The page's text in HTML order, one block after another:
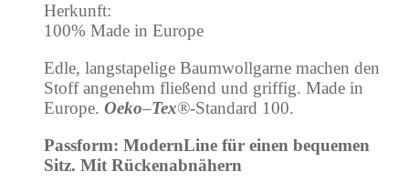
Herkunft:
100% Made in Europe
Edle, langstapelige Baumwollgarne machen den
Stoff angenehm fließend und griffig. Made in
Europe. Oeko–Tex®-Standard 100.
Passform: ModernLine für einen bequemen
Sitz. Mit Rückenabnähern